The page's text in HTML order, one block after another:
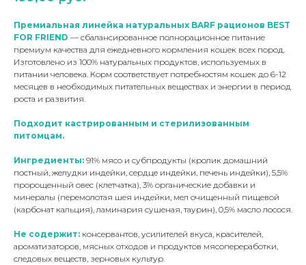
Премиальная линейка натуральных BARF рационов BEST
FOR FRIEND — сбалансированное полнорационное питание
премиум качества для ежедневного кормления кошек всех пород.
Изготовлено из 100% натуральных продуктов, используемых в
питании человека. Корм соответствует потребностям кошек до 6-12
месяцев в необходимых питательных веществах и энергии в период
роста и развития.
Подходит кастрированным и стерилизованным
питомцам.
Ингредиенты: 91% мясо и субпродукты (кролик домашний
постный, желудки индейки, сердце индейки, печень индейки), 5,5%
пророщенный овес (клетчатка), 3% органические добавки и
минералы (перемолотая шея индейки, мел очищенный пищевой
(карбонат кальция), ламинария сушеная, таурин), 0,5% масло лосося.
Не содержит: консервантов, усилителей вкуса, красителей,
ароматизаторов, мясных отходов и продуктов мясопереработки,
следовых веществ, зерновых культур.